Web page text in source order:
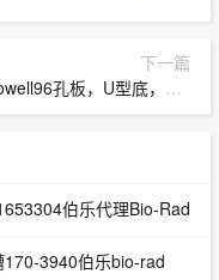
下一篇
，U型底，透明Nunc™96孔聚苯乙烯圆底微孔板货号268200
伯乐代理Bio-Rad
3940伯乐bio-rad